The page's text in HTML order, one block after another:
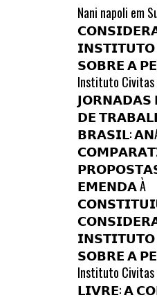
Nani napoli em
𝗦𝗢𝗕𝗥𝗘 𝗔
Instituto Civitas
𝗝𝗢𝗥𝗡𝗔𝗗𝗔𝗦
𝗗𝗘
𝗕𝗥𝗔𝗦𝗜𝗟:
𝗘𝗠𝗘𝗡𝗗𝗔 À
𝗦𝗢𝗕𝗥𝗘 𝗔
Instituto Civitas
𝗟𝗜𝗩𝗥𝗘: 𝗔